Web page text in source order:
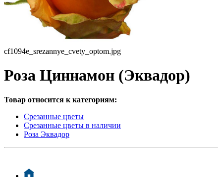
cf1094e_srezannye_cvety_optom.jpg
Роза Циннамон (Эквадор)
Товар относится к категориям:
Срезанные цветы
Срезанные цветы в наличии
Роза Эквадор